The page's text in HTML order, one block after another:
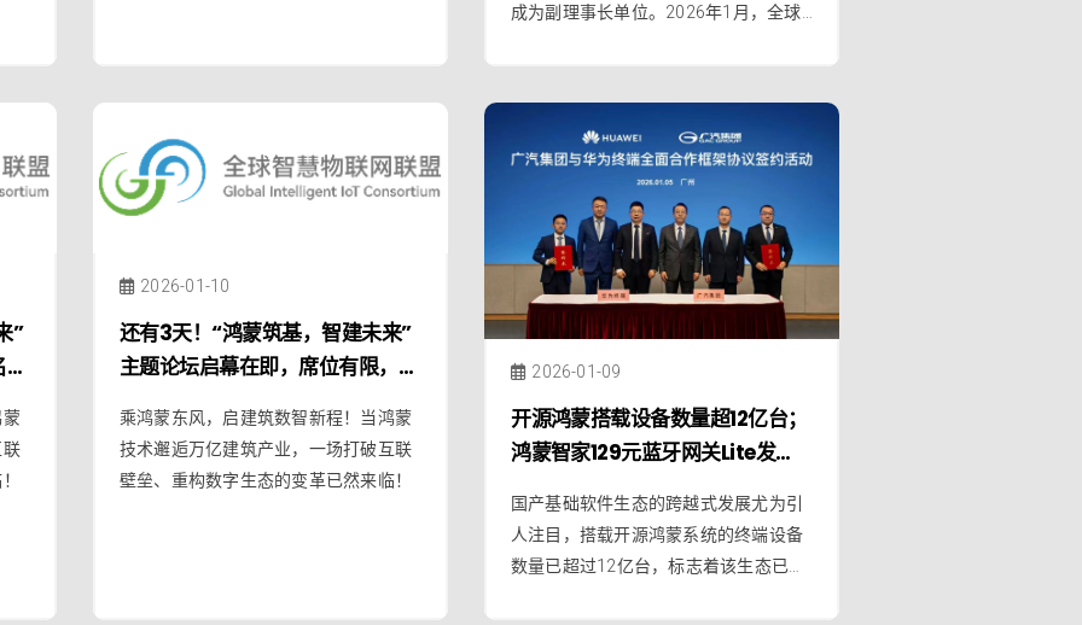
办。
成为副理事长单位。2026年1月，全球
”
蒙
联
2026-01-10
还有3天！“鸿蒙筑基，智建未来”
主题论坛启幕在即，席位有限，扫
乘鸿蒙东风，启建筑数智新程！当鸿蒙
技术邂逅万亿建筑产业，一场打破互联
壁垒、重构数字生态的变革已然来临！
2026-01-09
开源鸿蒙搭载设备数量超12亿台；
鸿蒙智家129元蓝牙网关Lite发
合作协议
国产基础软件生态的跨越式发展尤为引
人注目，搭载开源鸿蒙系统的终端设备
数量已超过12亿台，标志着该生态已迈